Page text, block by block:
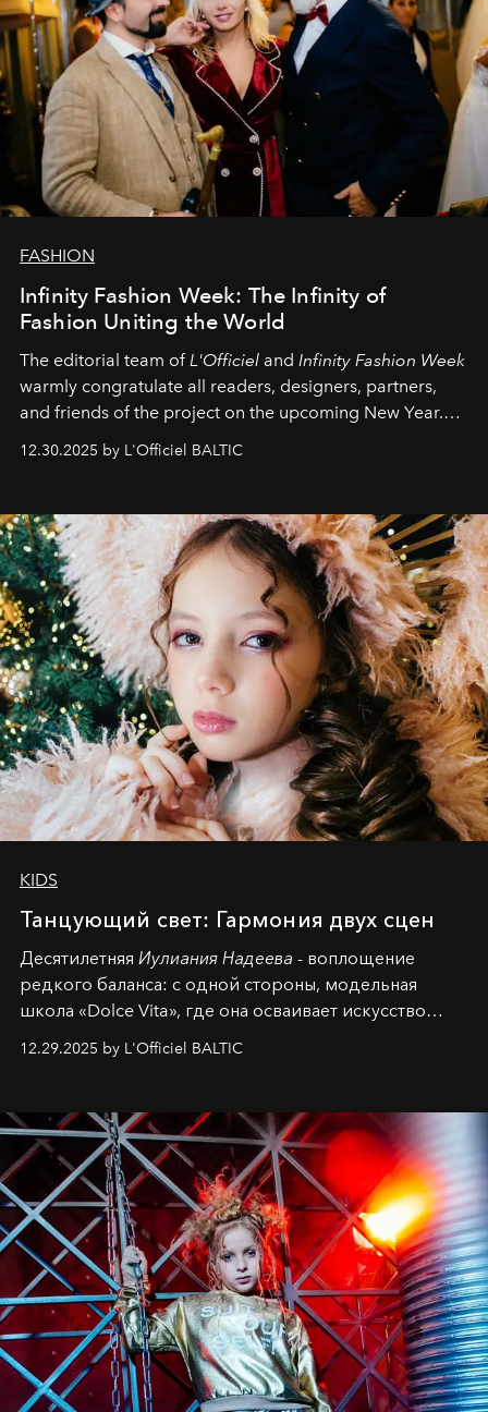
FASHION
Infinity Fashion Week: The Infinity of
Fashion Uniting the World
The editorial team ofL'Officiel and Infinity Fashion Week
warmly congratulate all readers, designers, partners,
and friends of the project on the upcoming New Year.
May 2026 bring growth, inspiration, bold ideas, and new
achievements.
12.30.2025 by L'Officiel BALTIC
KIDS
Танцующий свет: Гармония двух сцен
Десятилетняя Иулиания Надеева - воплощение
редкого баланса: с одной стороны, модельная
школа «Dolce Vita», где она осваивает искусство
позы и образа, с другой - подготовительная
балетная студия при хореографическом училище,
танцевального пути за плечами.
12.29.2025 by L'Officiel BALTIC